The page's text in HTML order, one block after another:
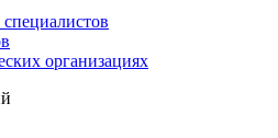
организациях